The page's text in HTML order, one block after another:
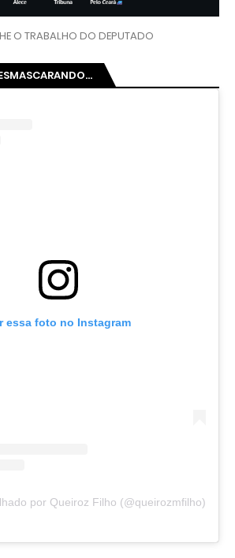
O TRABALHO DO DEPUTADO
essa foto no Instagram
por Queiroz Filho (@queirozmfilho)